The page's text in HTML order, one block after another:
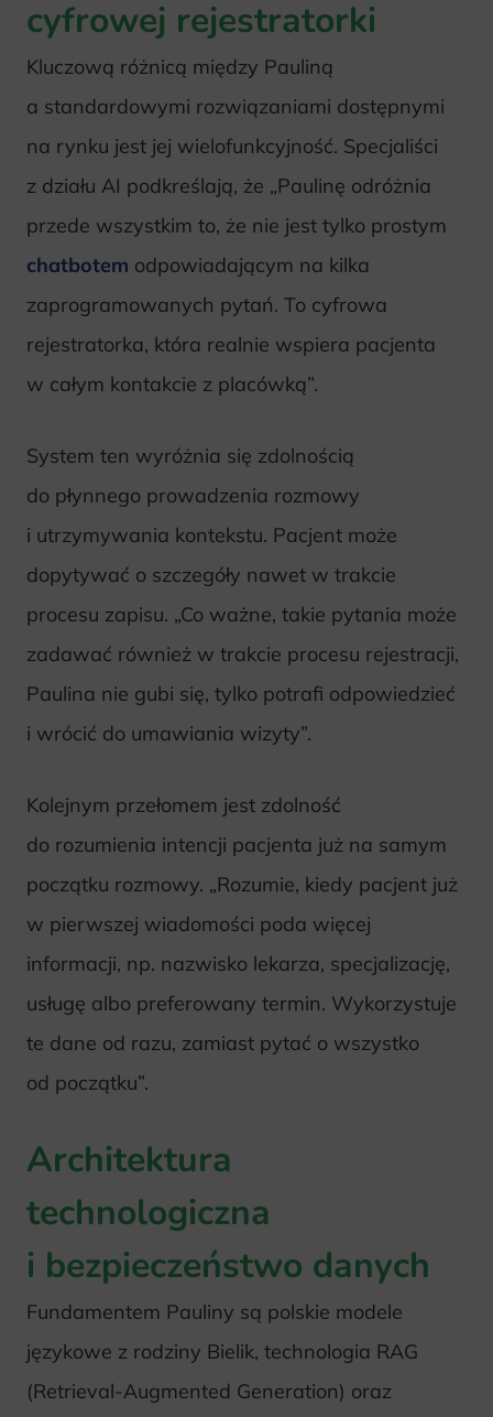
cyfrowej rejestratorki
Kluczową różnicą między Pauliną
a standardowymi rozwiązaniami dostępnymi
na rynku jest jej wielofunkcyjność. Specjaliści
z działu AI podkreślają, że „Paulinę odróżnia
przede wszystkim to, że nie jest tylko prostym
chatbotem odpowiadającym na kilka
zaprogramowanych pytań. To cyfrowa
rejestratorka, która realnie wspiera pacjenta
w całym kontakcie z placówką”.
System ten wyróżnia się zdolnością
do płynnego prowadzenia rozmowy
i utrzymywania kontekstu. Pacjent może
dopytywać o szczegóły nawet w trakcie
procesu zapisu. „Co ważne, takie pytania może
zadawać również w trakcie procesu rejestracji,
Paulina nie gubi się, tylko potrafi odpowiedzieć
i wrócić do umawiania wizyty”.
Kolejnym przełomem jest zdolność
do rozumienia intencji pacjenta już na samym
początku rozmowy. „Rozumie, kiedy pacjent już
w pierwszej wiadomości poda więcej
informacji, np. nazwisko lekarza, specjalizację,
usługę albo preferowany termin. Wykorzystuje
te dane od razu, zamiast pytać o wszystko
od początku”.
Architektura
technologiczna
i bezpieczeństwo danych
Fundamentem Pauliny są polskie modele
językowe z rodziny Bielik, technologia RAG
(Retrieval-Augmented Generation) oraz